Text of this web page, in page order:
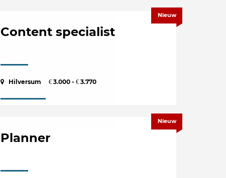
Content specialist
Hilversum € 3.000 - € 3.770
Nieuw
Planner
Nieuw